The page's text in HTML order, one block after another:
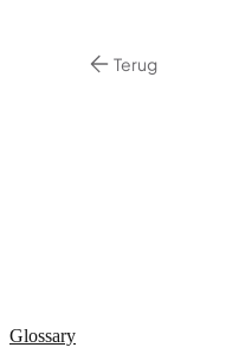
Terug
Glossary